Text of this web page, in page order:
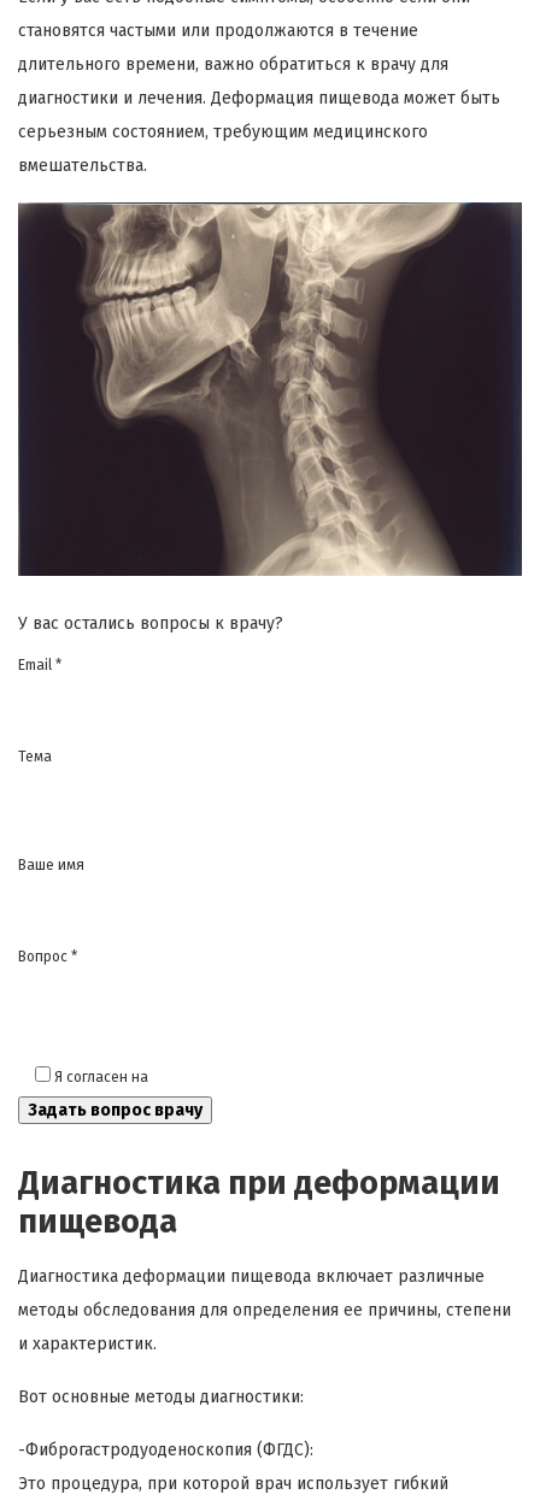
становятся частыми или продолжаются в течение
длительного времени, важно обратиться к врачу для
диагностики и лечения. Деформация пищевода может быть
серьезным состоянием, требующим медицинского
вмешательства.
У вас остались вопросы к врачу?
Email *
Тема
Ваше имя
Вопрос *
Я согласен на
Диагностика при деформации
пищевода
Диагностика деформации пищевода включает различные
методы обследования для определения ее причины, степени
и характеристик.
Вот основные методы диагностики:
-Фиброгастродуоденоскопия (ФГДС):
Это процедура, при которой врач использует гибкий